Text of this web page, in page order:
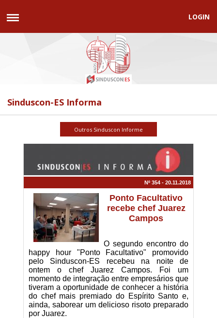
LOGIN
Sinduscon-ES Informa
Nº 354 - 20.11.2018
Ponto Facultativo
recebe chef Juarez
Campos
O segundo encontro do
happy hour "Ponto Facultativo" promovido
pelo Sinduscon-ES recebeu na noite de
ontem o chef Juarez Campos. Foi um
momento de integração entre empresários que
tiveram a oportunidade de conhecer a história
do chef mais premiado do Espírito Santo e,
ainda, saborear um delicioso risoto preparado
por Juarez.